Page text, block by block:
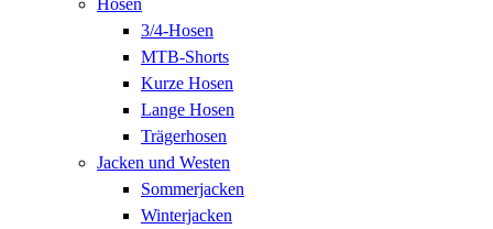
3/4-Hosen
MTB-Shorts
Kurze Hosen
Lange Hosen
Trägerhosen
Jacken und Westen
Sommerjacken
Winterjacken